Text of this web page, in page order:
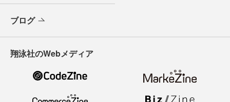
ブログ
翔泳社のWebメディア